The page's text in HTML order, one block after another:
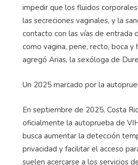
impedir que los fluidos
las secreciones vaginales, y la
contacto con las vías de entrada
como vagina, pene, recto, boca y
agregó Arias, la sexóloga de
Un 2025 marcado por la
En septiembre de 2025, Costa
oficialmente la autoprueba de
busca aumentar la detección
privacidad y facilitar el acceso
suelen acercarse a los servicios